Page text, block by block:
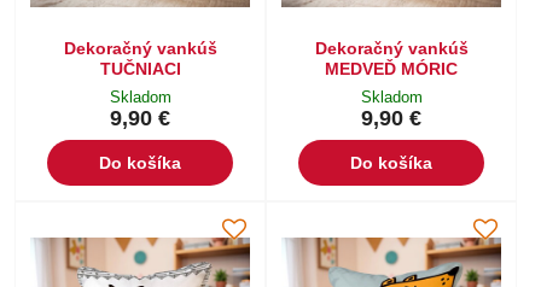
Dekoračný vankúš
TUČNIACI
Skladom
9,90 €
Do košíka
Dekoračný vankúš
MEDVEĎ MÓRIC
Skladom
9,90 €
Do košíka